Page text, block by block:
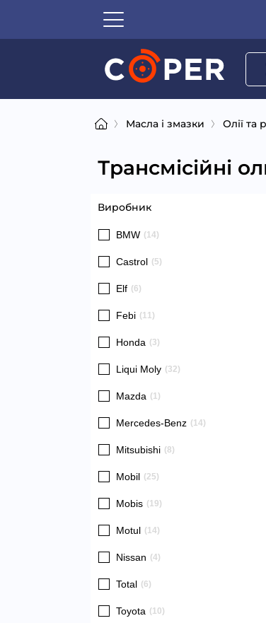
Масла і змазки Олії та
Трансмісійні
Виробник
BMW (14)
Castrol (5)
Elf (6)
Febi (11)
Honda (3)
Liqui Moly (32)
Mazda (1)
Mercedes-Benz (14)
Mitsubishi (8)
Mobil (25)
Mobis (19)
Motul (14)
Nissan (4)
Total (6)
Toyota (10)